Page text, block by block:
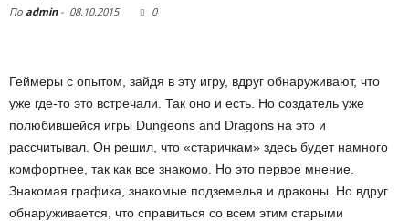
По admin- 08.10.2015 0
Геймеры с опытом, зайдя в эту игру, вдруг обнаруживают, что
уже где-то это встречали. Так оно и есть. Но создатель уже
полюбившейся игры Dungeons and Dragons на это и
рассчитывал. Он решил, что «старичкам» здесь будет намного
комфортнее, так как все знакомо. Но это первое мнение.
Знакомая графика, знакомые подземелья и драконы. Но вдруг
обнаруживается, что справиться со всем этим старыми